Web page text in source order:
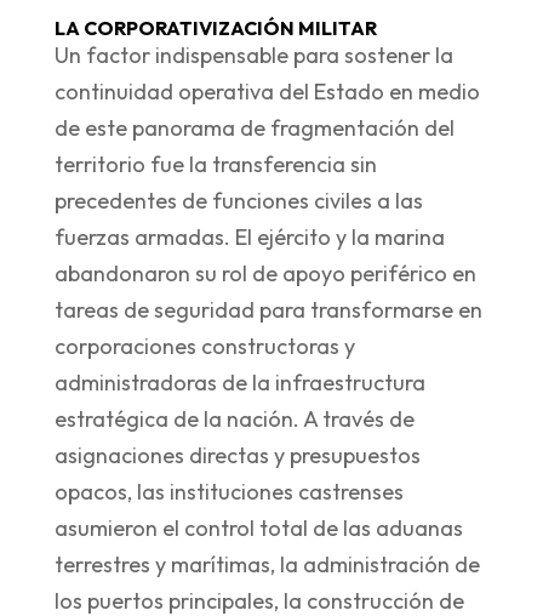
LA CORPORATIVIZACIÓN MILITAR
Un factor indispensable para sostener la
continuidad operativa del Estado en medio
de este panorama de fragmentación del
territorio fue la transferencia sin
precedentes de funciones civiles a las
fuerzas armadas. El ejército y la marina
abandonaron su rol de apoyo periférico en
tareas de seguridad para transformarse en
corporaciones constructoras y
administradoras de la infraestructura
estratégica de la nación. A través de
asignaciones directas y presupuestos
opacos, las instituciones castrenses
asumieron el control total de las aduanas
terrestres y marítimas, la administración de
los puertos principales, la construcción de